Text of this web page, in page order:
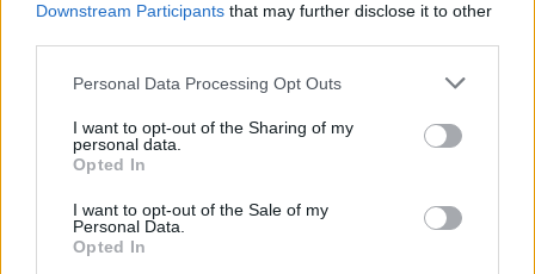
Downstream Participants that may further disclose it to other
Personal Data Processing Opt Outs
I want to opt-out of the Sharing of my
personal data.
Opted In
I want to opt-out of the Sale of my
Personal Data.
Opted In